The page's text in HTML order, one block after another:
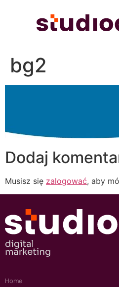
bg2
Dodaj
Musisz się zalogować, aby
Home